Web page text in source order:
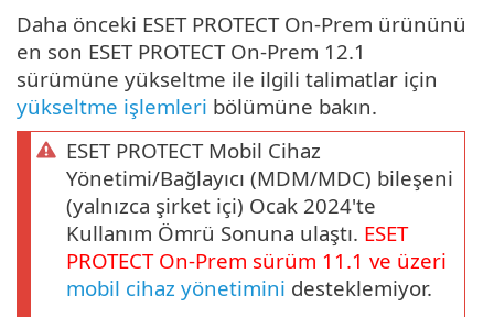
Daha önceki ESET PROTECT On-Prem ürününü
en son ESET PROTECT On-Prem 12.1
sürümüne yükseltme ile ilgili talimatlar için
yükseltme işlemleri bölümüne bakın.
ESET PROTECT Mobil Cihaz
Yönetimi/Bağlayıcı (MDM/MDC) bileşeni
(yalnızca şirket içi) Ocak 2024'te
Kullanım Ömrü Sonuna ulaştı. ESET
PROTECT On-Prem sürüm 11.1 ve üzeri
mobil cihaz yönetimini desteklemiyor.